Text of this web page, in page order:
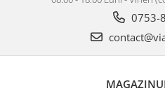
0753-